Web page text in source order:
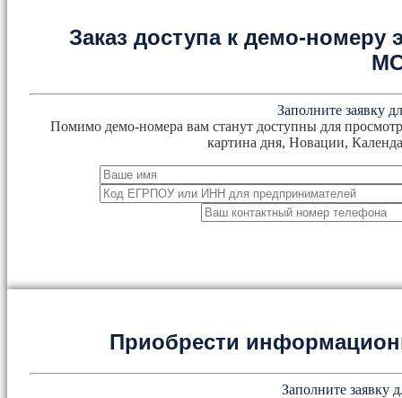
Заказ доступа к демо-номеру
Заполните заявку
Помимо демо-номера вам станут доступны для
картина дня, Новации,
Приобрести
Заполните заявку